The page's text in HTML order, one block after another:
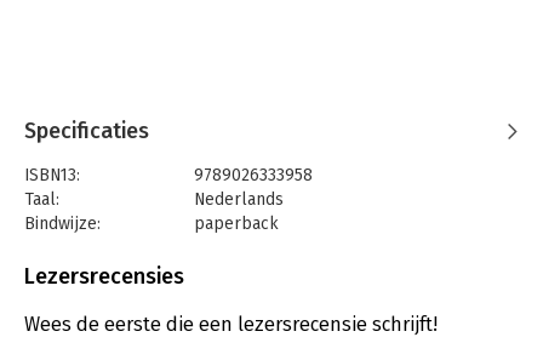
Specificaties
ISBN13:
9789026333958
Taal:
Nederlands
Bindwijze:
paperback
Druk:
Lezersrecensies
Wees de eerste die een lezersrecensie schrijft!